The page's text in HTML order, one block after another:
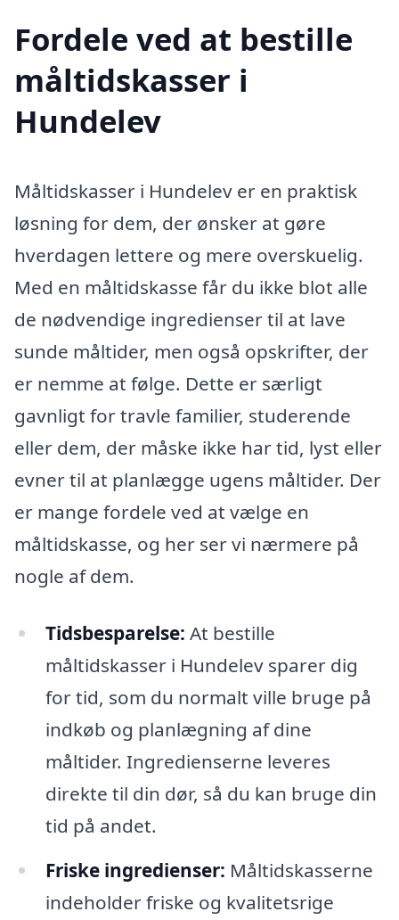
Fordele ved at bestille
måltidskasser i
Hundelev
Måltidskasser i Hundelev er en praktisk
løsning for dem, der ønsker at gøre
hverdagen lettere og mere overskuelig.
Med en måltidskasse får du ikke blot alle
de nødvendige ingredienser til at lave
sunde måltider, men også opskrifter, der
er nemme at følge. Dette er særligt
gavnligt for travle familier, studerende
eller dem, der måske ikke har tid, lyst eller
evner til at planlægge ugens måltider. Der
er mange fordele ved at vælge en
måltidskasse, og her ser vi nærmere på
nogle af dem.
Tidsbesparelse: At bestille
måltidskasser i Hundelev sparer dig
for tid, som du normalt ville bruge på
indkøb og planlægning af dine
måltider. Ingredienserne leveres
direkte til din dør, så du kan bruge din
tid på andet.
Friske ingredienser: Måltidskasserne
indeholder friske og kvalitetsrige